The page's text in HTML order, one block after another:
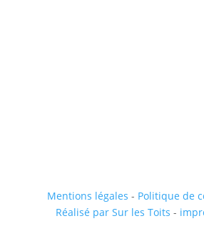
Mentions légales - Politique de
Réalisé par Sur les Toits -